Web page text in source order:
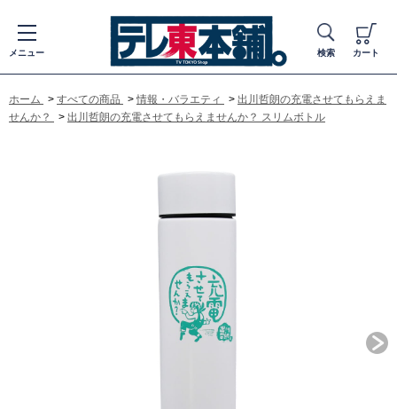
メニュー 検索 カート
ホーム > すべての商品 >情報・バラエティ > 出川哲朗の充電させてもらえま
せんか？
> 出川哲朗の充電させてもらえませんか？ スリムボトル